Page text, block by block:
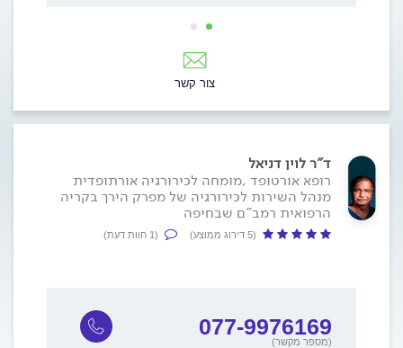
צור קשר
ד"ר לוין דניאל
רופא אורטופד ,מומחה לכירורגיה אורתופדית
מנהל השירות לכירורגיה של מפרק הירך בקריה
הרפואית רמב"ם שבחיפה
(5 דירוג ממוצע) (1 חוות דעת)
077-9976169
(מספר מקשר)